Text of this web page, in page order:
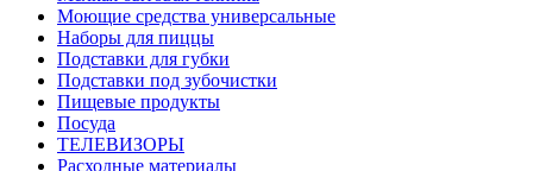
Моющие средства универсальные
Наборы для пиццы
Подставки для губки
Подставки под зубочистки
Пищевые продукты
Посуда
ТЕЛЕВИЗОРЫ
Расходные материалы